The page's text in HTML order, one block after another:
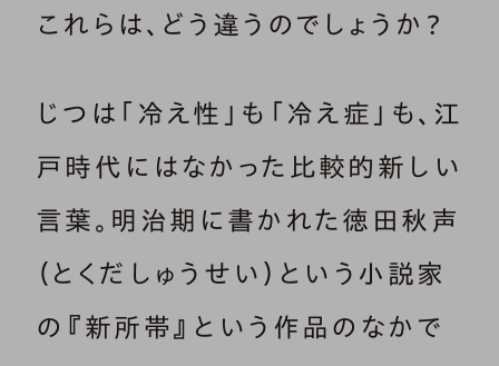
これらは、どう違うのでしょうか？
じつは「冷え性」も「冷え症」も、江
戸時代にはなかった比較的新しい
言葉。明治期に書かれた徳田秋声
（とくだしゅうせい）という小説家
の『新所帯』という作品のなかで